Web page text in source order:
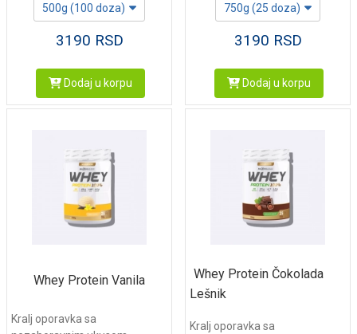
500g (100 doza)
3190 RSD
Dodaj u korpu
750g (25 doza)
3190 RSD
Dodaj u korpu
Whey Protein Vanila
Kralj oporavka sa
Whey Protein Čokolada
Lešnik
Kralj oporavka sa